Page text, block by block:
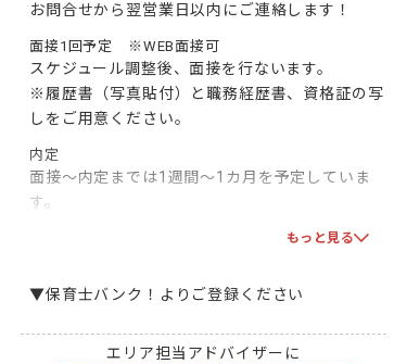
お問合せから翌営業日以内にご連絡します！
面接1回予定 ※WEB面接可
スケジュール調整後、面接を行ないます。
※履歴書（写真貼付）と職務経歴書、資格証の写
しをご用意ください。
内定
面接～内定までは1週間～1カ月を予定していま
す。
双方で合意となりましたら、採用となります！一
もっと見る
▼保育士バンク！よりご登録ください
エリア担当アドバイザーに